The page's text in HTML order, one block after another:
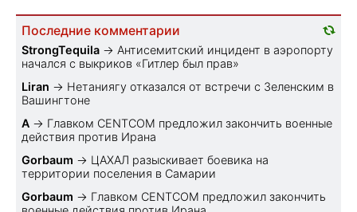
Последние комментарии
StrongTequila → Антисемитский инцидент в аэропорту
начался с выкриков «Гитлер был прав»
Liran → Нетаниягу отказался от встречи с Зеленским в
Вашингтоне
A → Главком CENTCOM предложил закончить военные
действия против Ирана
Gorbaum → ЦАХАЛ разыскивает боевика на
территории поселения в Самарии
Gorbaum → Главком CENTCOM предложил закончить